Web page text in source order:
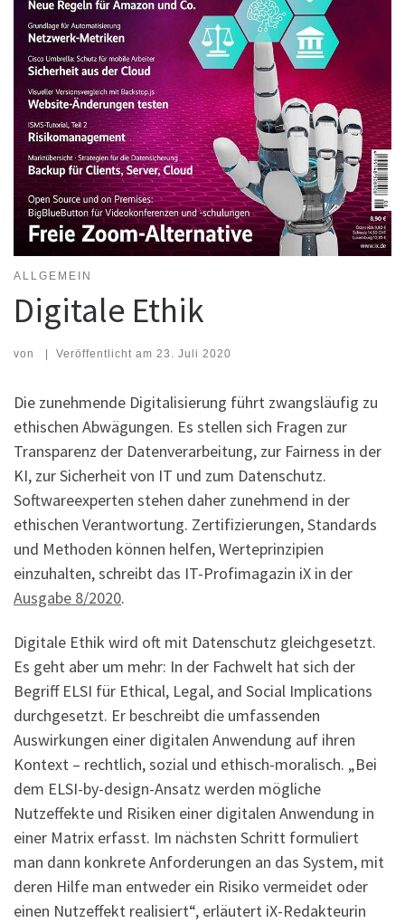
ALLGEMEIN
Digitale Ethik
von | Veröffentlicht am 23. Juli 2020
Die zunehmende Digitalisierung führt zwangsläufig zu
ethischen Abwägungen. Es stellen sich Fragen zur
Transparenz der Datenverarbeitung, zur Fairness in der
KI, zur Sicherheit von IT und zum Datenschutz.
Softwareexperten stehen daher zunehmend in der
ethischen Verantwortung. Zertifizierungen, Standards
und Methoden können helfen, Werteprinzipien
einzuhalten, schreibt das IT-Profimagazin iX in der
Ausgabe 8/2020.
Digitale Ethik wird oft mit Datenschutz gleichgesetzt.
Es geht aber um mehr: In der Fachwelt hat sich der
Begriff ELSI für Ethical, Legal, and Social Implications
durchgesetzt. Er beschreibt die umfassenden
Auswirkungen einer digitalen Anwendung auf ihren
Kontext – rechtlich, sozial und ethisch-moralisch. „Bei
dem ELSI-by-design-Ansatz werden mögliche
Nutzeffekte und Risiken einer digitalen Anwendung in
einer Matrix erfasst. Im nächsten Schritt formuliert
man dann konkrete Anforderungen an das System, mit
deren Hilfe man entweder ein Risiko vermeidet oder
einen Nutzeffekt realisiert“, erläutert iX-Redakteurin